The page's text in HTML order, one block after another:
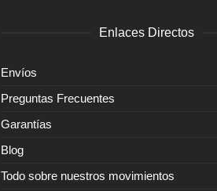
Enlaces Directos
Envíos
Preguntas Frecuentes
Garantías
Blog
Todo sobre nuestros movimientos